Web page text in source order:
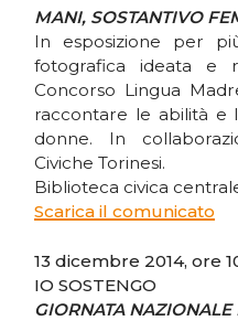
MANI, SOSTANTIVO
In esposizione per
fotografica ideata e
Concorso Lingua
raccontare le abilità e
donne. In
Civiche Torinesi.
Biblioteca civica
Scarica il comunicato
13 dicembre 2014, ore
IO SOSTENGO
GIORNATA NAZIONALE